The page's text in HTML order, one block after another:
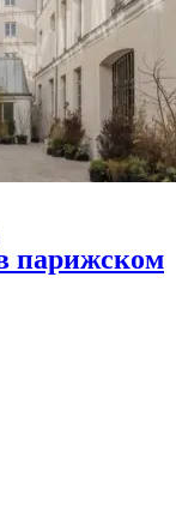
парижском